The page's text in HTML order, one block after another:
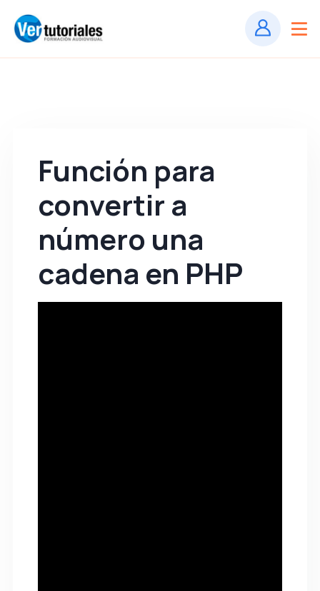
Función para
convertir a
número una
cadena en PHP